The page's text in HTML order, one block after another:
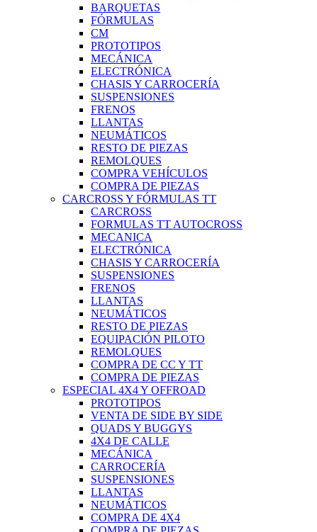
BARQUETAS
FÓRMULAS
CM
PROTOTIPOS
MECÁNICA
ELECTRÓNICA
CHASIS Y CARROCERÍA
SUSPENSIONES
FRENOS
LLANTAS
NEUMÁTICOS
RESTO DE PIEZAS
REMOLQUES
COMPRA VEHÍCULOS
COMPRA DE PIEZAS
CARCROSS Y FÓRMULAS TT
CARCROSS
FORMULAS TT AUTOCROSS
MECANICA
ELECTRÓNICA
CHASIS Y CARROCERÍA
SUSPENSIONES
FRENOS
LLANTAS
NEUMÁTICOS
RESTO DE PIEZAS
EQUIPACIÓN PILOTO
REMOLQUES
COMPRA DE CC Y TT
COMPRA DE PIEZAS
ESPECIAL 4X4 Y OFFROAD
PROTOTIPOS
VENTA DE SIDE BY SIDE
QUADS Y BUGGYS
4X4 DE CALLE
MECÁNICA
CARROCERÍA
SUSPENSIONES
LLANTAS
NEUMÁTICOS
COMPRA DE 4X4